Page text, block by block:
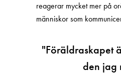
reagerar mycket mer på
människor som
"Föräldraskapet
den jag